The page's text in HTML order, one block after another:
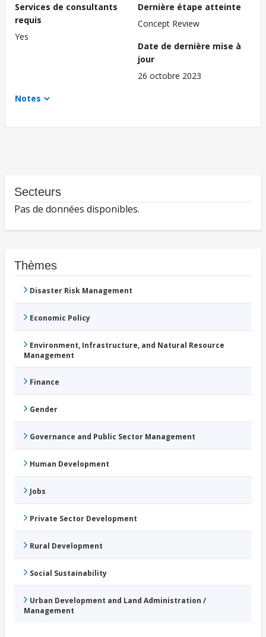
Services de consultants
requis
Yes
Dernière étape atteinte
Concept Review
Date de dernière mise à
jour
26 octobre 2023
Notes
Secteurs
Pas de données disponibles.
Thèmes
Disaster Risk Management
Economic Policy
Environment, Infrastructure, and Natural Resource
Management
Finance
Gender
Governance and Public Sector Management
Human Development
Jobs
Private Sector Development
Rural Development
Social Sustainability
Urban Development and Land Administration /
Management